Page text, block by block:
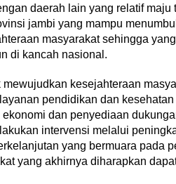
daerah lain yang relatif
jambi yang mampu
masyarakat sehingga
di kancah nasional.
kesejahteraan
pendidikan dan
dan penyediaan
intervensi melalui
yang bermuara pada
yang akhirnya diharapkan